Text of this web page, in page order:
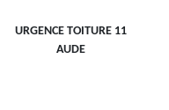
URGENCE TOITURE 11
AUDE